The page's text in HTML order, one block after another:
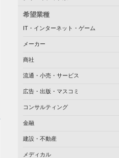
希望業種
IT・インターネット・ゲーム
メーカー
商社
流通・小売・サービス
広告・出版・マスコミ
コンサルティング
金融
建設・不動産
メディカル